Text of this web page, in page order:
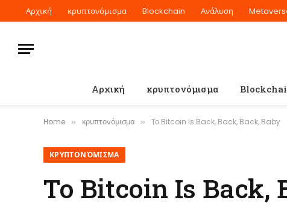
Αρχική κρυπτονόμισμα Blockchain Ανάλυση
Αρχική κρυπτονόμισμα
Home » κρυπτονόμισμα » Το Bitcoin Is Back, Back, Back, Baby
ΚΡΥΠΤΟΝΌΜΙΣΜΑ
Το Bitcoin Is Back,